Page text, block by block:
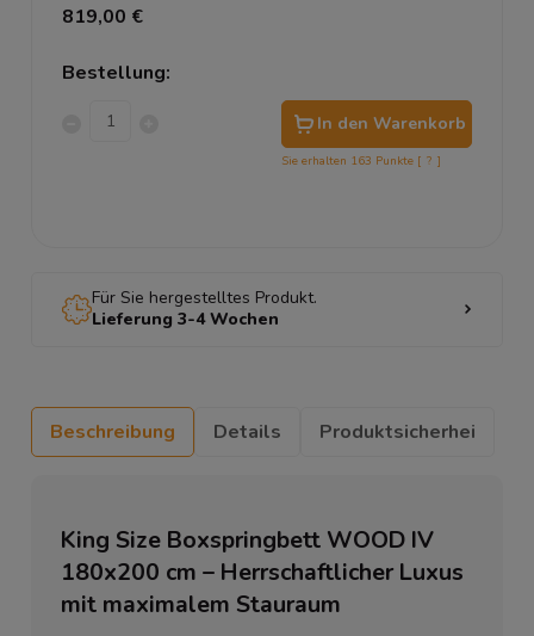
819,00 €
Bestellung:
In den Warenkorb
Sie erhalten 163 Punkte [ ? ]
Für Sie hergestelltes Produkt.
Lieferung 3-4 Wochen
Beschreibung Details Produktsicherhei
King Size Boxspringbett WOOD IV
180x200 cm – Herrschaftlicher Luxus
mit maximalem Stauraum